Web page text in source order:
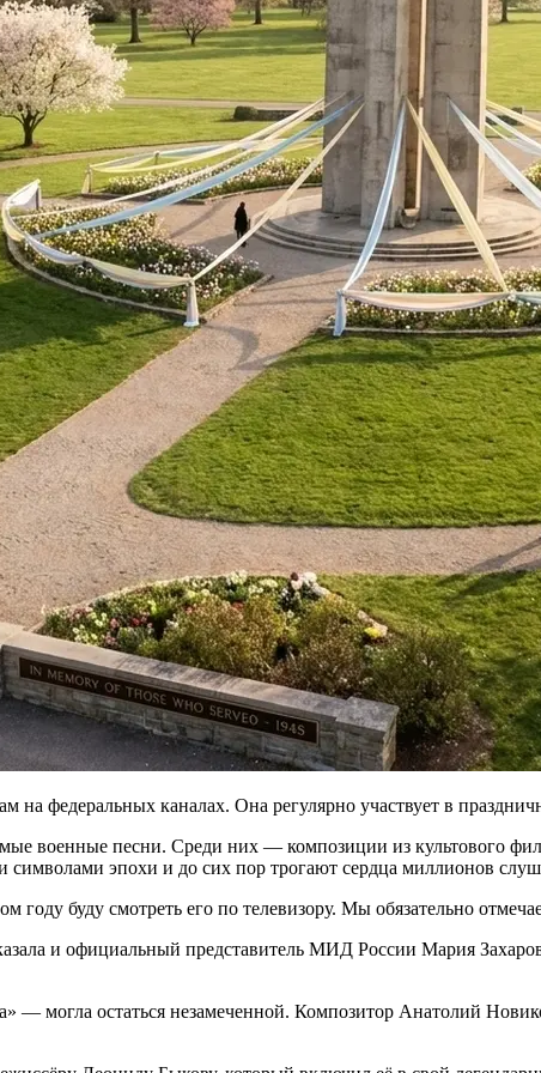
на федеральных каналах. Она регулярно участвует в
военные песни. Среди них — композиции из культового
эпохи и до сих пор трогают сердца миллионов
буду смотреть его по телевизору. Мы обязательно
и официальный представитель МИД России Мария
— могла остаться незамеченной. Композитор Анатолий